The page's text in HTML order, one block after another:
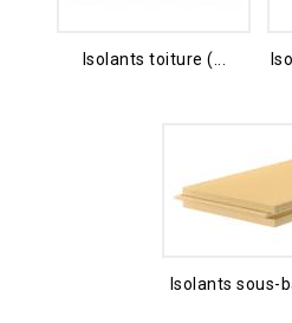
Isolants toiture (...
Isolants sous-